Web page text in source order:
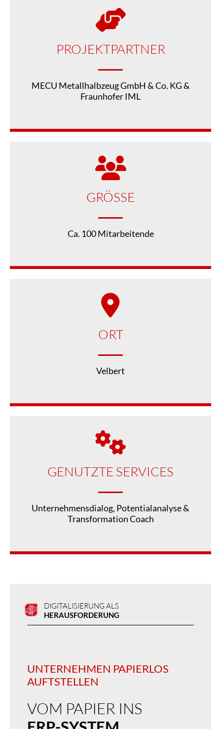
PROJEKT­PARTNER
MECU Metallhalbzeug GmbH & Co. KG &
Fraunhofer IML
GRÖSSE
Ca. 100 Mitarbeitende
ORT
Velbert
GENUTZTE SERVICES
Unternehmensdialog, Potentialanalyse &
Transformation Coach
DIGITALISIERUNG ALS
HERAUSFORDERUNG
UNTERNEHMEN PAPIERLOS
AUFTSTELLEN
VOM PAPIER INS